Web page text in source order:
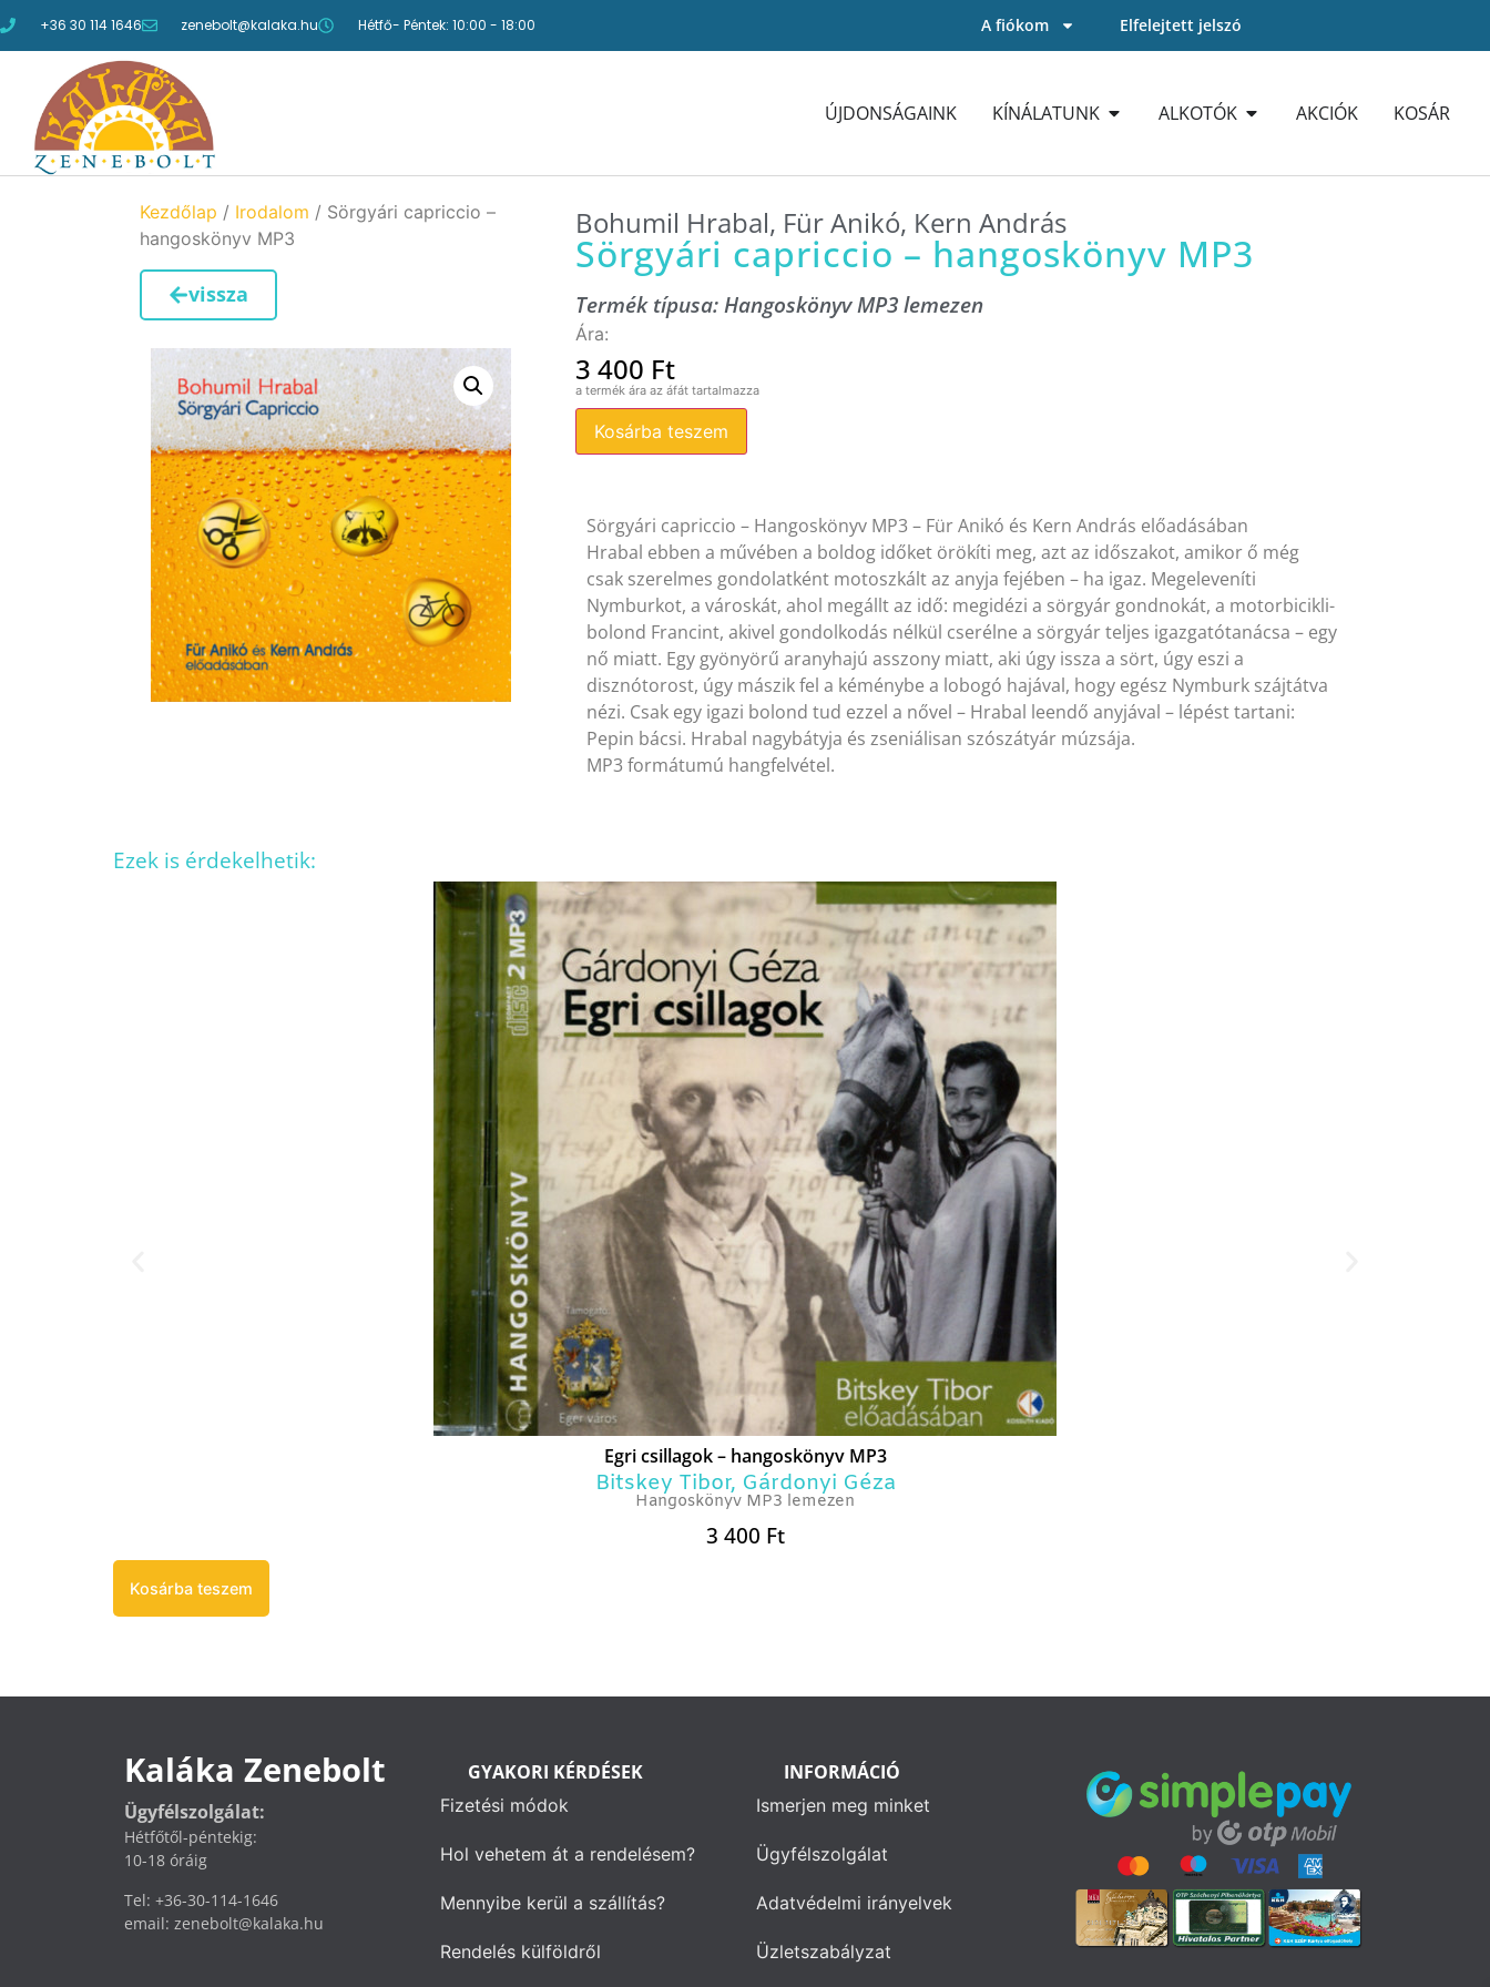
+36 30 114 1646 zenebolt@kalaka.hu Hétfő- Péntek: 10:00 - 18:00 A fiókom Elfelejtett jelszó
ÚJDONSÁGAINK KÍNÁLATUNK ALKOTÓK AKCIÓK KOSÁR
Kezdőlap / Irodalom / Sörgyári capriccio –
hangoskönyv MP3
vissza
Bohumil Hrabal, Für Anikó, Kern András
Sörgyári capriccio – hangoskönyv MP3
Termék típusa:Hangoskönyv MP3 lemezen
3 400 Ft
Kosárba teszem
Sörgyári capriccio – Hangoskönyv MP3 – Für Anikó és Kern András előadásában
Hrabal ebben a művében a boldog időket örökíti meg, azt az időszakot, amikor ő még
csak szerelmes gondolatként motoszkált az anyja fejében – ha igaz. Megeleveníti
Nymburkot, a városkát, ahol megállt az idő: megidézi a sörgyár gondnokát, a motorbicikli-
bolond Francint, akivel gondolkodás nélkül cserélne a sörgyár teljes igazgatótanácsa – egy
nő miatt. Egy gyönyörű aranyhajú asszony miatt, aki úgy issza a sört, úgy eszi a
disznótorost, úgy mászik fel a kéménybe a lobogó hajával, hogy egész Nymburk szájtátva
nézi. Csak egy igazi bolond tud ezzel a nővel – Hrabal leendő anyjával – lépést tartani:
Pepin bácsi. Hrabal nagybátyja és zseniálisan szószátyár múzsája.
MP3 formátumú hangfelvétel.
Ezek is érdekelhetik:
Egri csillagok – hangoskönyv MP3
Bitskey Tibor, Gárdonyi Géza
Hangoskönyv MP3 lemezen
3 400 Ft
Kosárba teszem
Kaláka Zenebolt
Ügyfélszolgálat:
Hétfőtől-péntekig:
10-18 óráig
Tel: +36-30-114-1646
email: zenebolt@kalaka.hu
GYAKORI KÉRDÉSEK
Fizetési módok
Hol vehetem át a rendelésem?
Mennyibe kerül a szállítás?
Rendelés külföldről
INFORMÁCIÓ
Ismerjen meg minket
Ügyfélszolgálat
Adatvédelmi irányelvek
Üzletszabályzat